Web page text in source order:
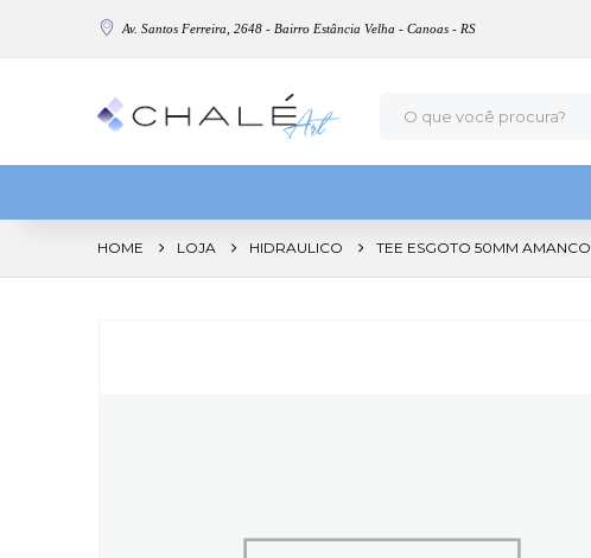
Av. Santos Ferreira, 2648 - Bairro Estância Velha - Canoas - RS
HOME LOJA HIDRAULICO TEE ESGOTO 50MM AMANCO